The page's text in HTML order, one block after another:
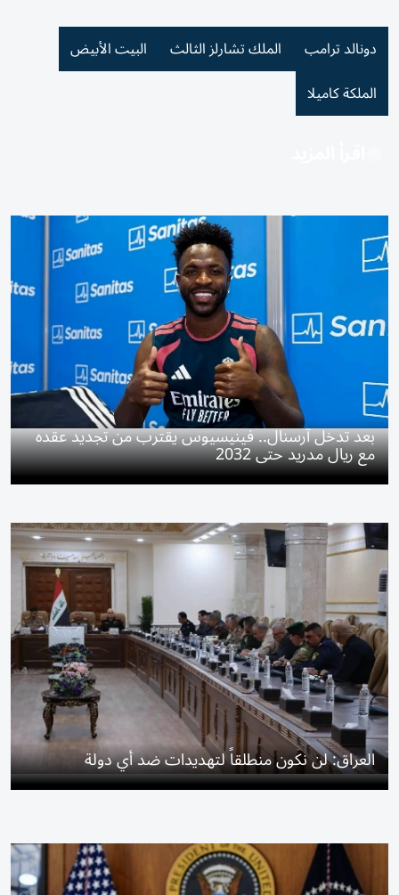
دونالد ترامب الملك تشارلز الثالث
البيت الأبيض
الملكة كاميلا
بعد تدخل آرسنال.. فينيسيوس يقترب من تجديد عقده
مع ريال مدريد حتى 2032
العراق: لن نكون منطلقاً لتهديدات ضد أي دولة